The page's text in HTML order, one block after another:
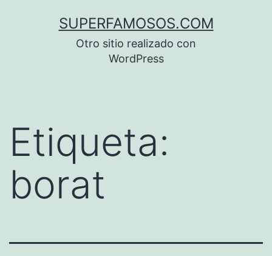
SUPERFAMOSOS.COM
Otro sitio realizado con
WordPress
Etiqueta:
borat